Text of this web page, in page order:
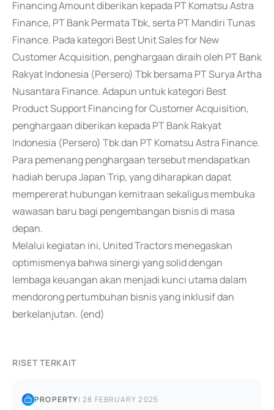
Financing Amount diberikan kepada PT Komatsu Astra
Finance, PT Bank Permata Tbk, serta PT Mandiri Tunas
Finance. Pada kategori Best Unit Sales for New
Customer Acquisition, penghargaan diraih oleh PT Bank
Rakyat Indonesia (Persero) Tbk bersama PT Surya Artha
Nusantara Finance. Adapun untuk kategori Best
Product Support Financing for Customer Acquisition,
penghargaan diberikan kepada PT Bank Rakyat
Indonesia (Persero) Tbk dan PT Komatsu Astra Finance.
Para pemenang penghargaan tersebut mendapatkan
hadiah berupa Japan Trip, yang diharapkan dapat
mempererat hubungan kemitraan sekaligus membuka
wawasan baru bagi pengembangan bisnis di masa
depan.
Melalui kegiatan ini, United Tractors menegaskan
optimismenya bahwa sinergi yang solid dengan
lembaga keuangan akan menjadi kunci utama dalam
mendorong pertumbuhan bisnis yang inklusif dan
berkelanjutan. (end)
RISET TERKAIT
PROPERTY|28 FEBRUARY 2025